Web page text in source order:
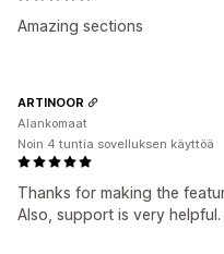
Amazing sections
Thanks for making the
Also, support is very helpful.
ARTINOOR
Alankomaat
Noin 4 tuntia sovelluksen käyttöä